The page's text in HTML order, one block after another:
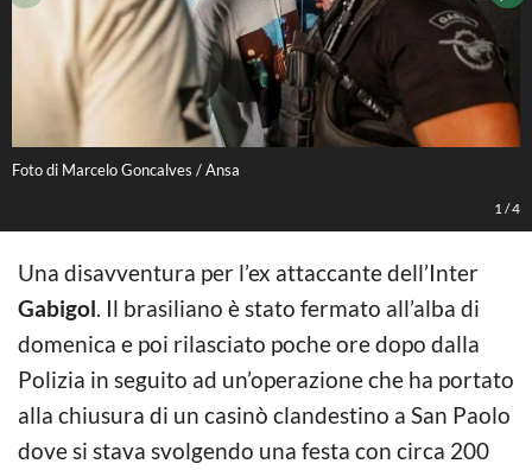
Foto di Marcelo Goncalves / Ansa
1 /4
Una disavventura per l’ex attaccante dell’Inter
Gabigol. Il brasiliano è stato fermato all’alba di
domenica e poi rilasciato poche ore dopo dalla
Polizia in seguito ad un’operazione che ha portato
alla chiusura di un casinò clandestino a San Paolo
dove si stava svolgendo una festa con circa 200